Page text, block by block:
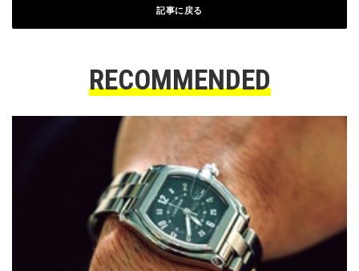
記事に戻る
RECOMMENDED